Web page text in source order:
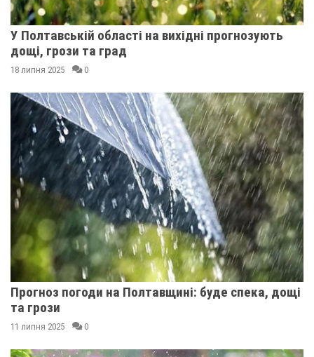
У Полтавській області на вихідні прогнозують
дощі, грози та град
18 липня 2025 0
Прогноз погоди на Полтавщині: буде спека, дощі
та грози
11 липня 2025 0